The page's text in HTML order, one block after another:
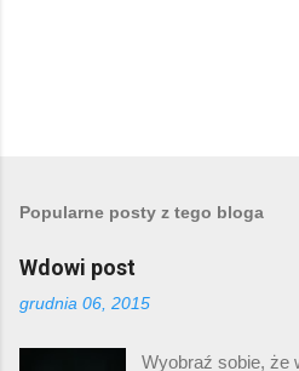
e
ś
i
k
m
Popularne posty z tego bloga
Wdowi post
grudnia 06, 2015
Wyobraź sobie, że